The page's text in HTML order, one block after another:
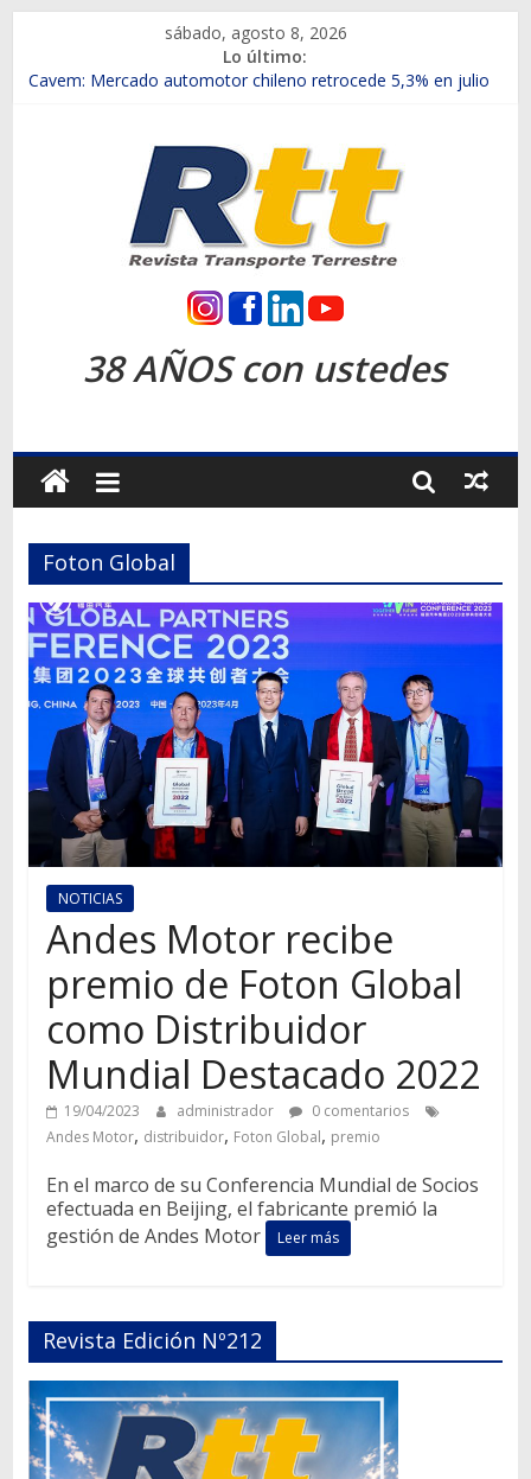
contenido
sábado, agosto 8, 2026
Lo último:
Chile es el primer mercado internacional en lanzar la nueva
Salfa suma vehículos electrificados de Chevrolet en el Biobío
Samex amplía su red con nuevas sucursales en Rancagua y
SINOTRUK Pick-ups presentó la recién estrenada Bolden en
la Expo Compras Públicas 2026
Revista
Transporte
Terrestre
Autos,
camiones,
motos,
información
del
mundo
transporte
38 AÑOS con ustedes
Foton Global
NOTICIAS
Andes Motor recibe
premio de Foton Global
como Distribuidor
Mundial Destacado 2022
19/04/2023 administrador
0 comentarios
Andes Motor, distribuidor, Foton Global, premio
En el marco de su Conferencia Mundial de Socios
efectuada en Beijing, el fabricante premió la
gestión de Andes Motor
Leer más
Revista Edición Nº212